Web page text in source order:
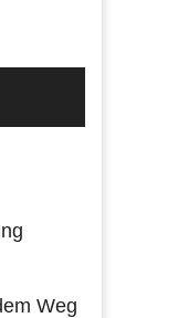
Weg